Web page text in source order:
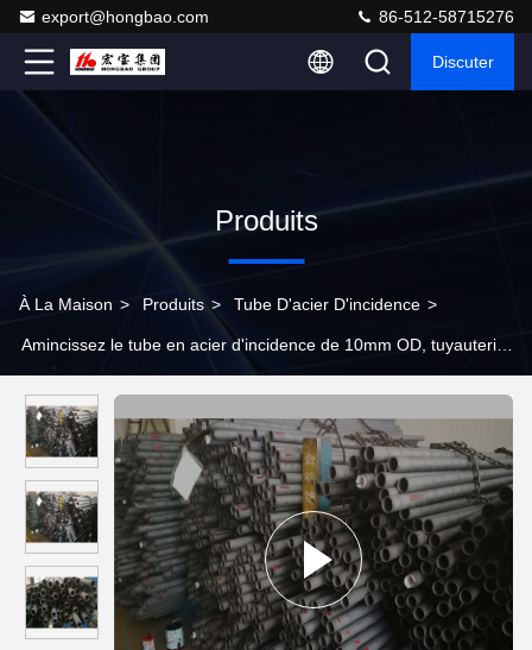
export@hongbao.com 86-512-58715276
Discuter
Produits
À La Maison > Produits > Tube D'acier D'incidence >
Amincissez le tube en acier d'incidence de 10mm OD, tuyauterie